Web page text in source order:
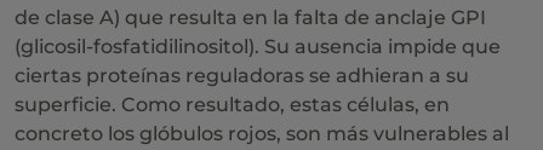
de clase A) que resulta en la falta de anclaje GPI
(glicosil-fosfatidilinositol). Su ausencia impide que
ciertas proteínas reguladoras se adhieran a su
superficie. Como resultado, estas células, en
concreto los glóbulos rojos, son más vulnerables al